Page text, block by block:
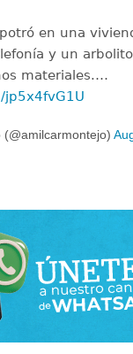
en una
y un
materiales.…
jp5x4fvG1U